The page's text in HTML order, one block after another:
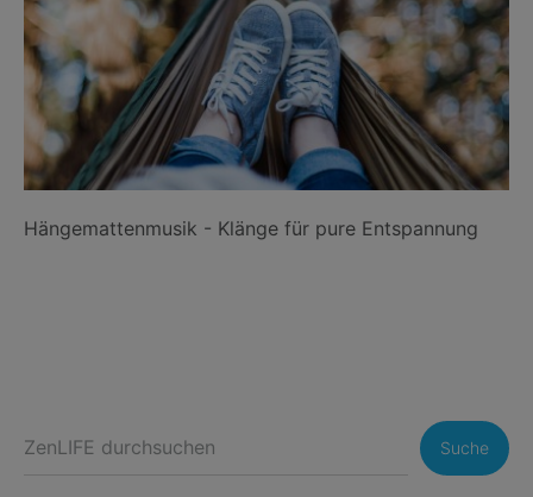
Hängemattenmusik - Klänge für pure Entspannung
Suche